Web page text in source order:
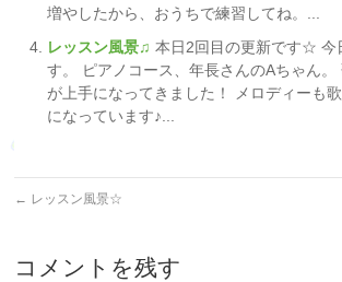
増やしたから、おうちで練習してね。...
レッスン風景♫本日2回目の更新です☆ 今
す。 ピアノコース、年長さんのAちゃん
が上手になってきました！ メロディーも
になっています♪...
← レッスン風景☆
コメントを残す